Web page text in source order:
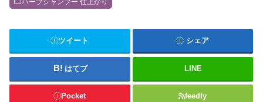
ハーブシャンプー 仕上がり
ツイート シェア
はてブ LINE
Pocket feedly